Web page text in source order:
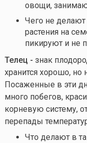
овощи,
Чего не
растения на
пикируют и не
Телец - знак
хранится хорошо, но
Посаженные в эти
много побегов,
корневую систему,
перепады
Что делают в